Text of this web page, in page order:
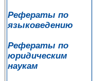
Рефераты по
языковедению
Рефераты по
юридическим
наукам